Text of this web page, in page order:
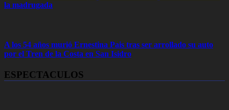
la madrugada
A los 54 años murió Ernestina Pais tras ser arrollado su auto
por el Tren de la Costa en San Isidro
ESPECTACULOS